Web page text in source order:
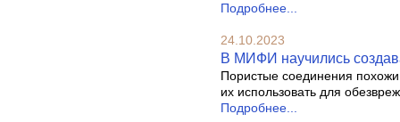
Подробнее...
24.10.2023
В МИФИ научились
Пористые соединения
их использовать для
Подробнее...